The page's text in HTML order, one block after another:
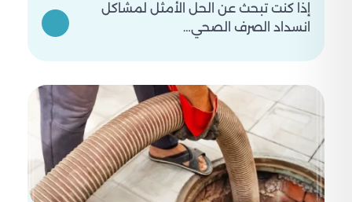
إذا كنت تبحث عن الحل الأمثل لمشاكل
انسداد الصرف الصحي…